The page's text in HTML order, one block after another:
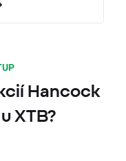
Hancock
XTB?